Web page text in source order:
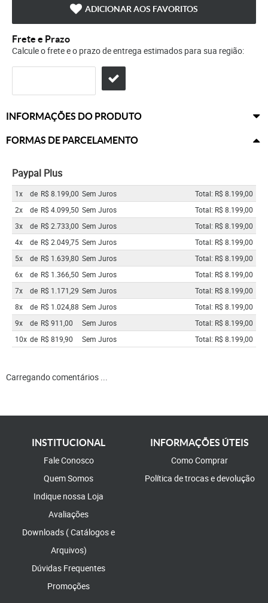
ADICIONAR AOS FAVORITOS
Frete e Prazo
Calcule o frete e o prazo de entrega estimados para sua região:
INFORMAÇÕES DO PRODUTO
FORMAS DE PARCELAMENTO
Paypal Plus
1x de R$ 8.199,00 Sem Juros
Total: R$ 8.199,00
2x
de R$ 4.099,50 Sem Juros
Total: R$ 8.199,00
3x
de R$ 2.733,00 Sem Juros
Total: R$ 8.199,00
4x
de R$ 2.049,75 Sem Juros
Total: R$ 8.199,00
5x
de R$ 1.639,80 Sem Juros
Total: R$ 8.199,00
6x
de R$ 1.366,50 Sem Juros
Total: R$ 8.199,00
7x
de R$ 1.171,29 Sem Juros
Total: R$ 8.199,00
8x
de R$ 1.024,88 Sem Juros
Total: R$ 8.199,00
9x
de R$ 911,00 Sem Juros
Total: R$ 8.199,00
10x de R$ 819,90 Sem Juros Total: R$ 8.199,00
Carregando comentários ...
INSTITUCIONAL
Fale Conosco
Quem Somos
Indique nossa Loja
Avaliações
Downloads ( Catálogos e
Arquivos)
Dúvidas Frequentes
Promoções
INFORMAÇÕES ÚTEIS
Como Comprar
Política de trocas e devolução